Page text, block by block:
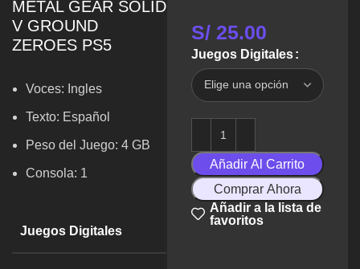
METAL GEAR SOLID
V GROUND
ZEROES PS5
Voces: Ingles
Texto: Español
Peso del Juego: 4 GB
Consola: 1
Juegos Digitales
S/25.00
Juegos Digitales
Añadir Al Carrito
Comprar Ahora
Añadir a la lista de
favoritos